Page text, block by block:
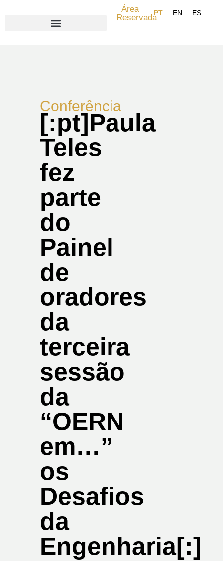
Área
Reservada
Conferência
[:pt]Paula
Teles
fez
parte
do
Painel
de
oradores
da
terceira
sessão
da
“OERN
em…”
os
Desafios
da
Engenharia[:]